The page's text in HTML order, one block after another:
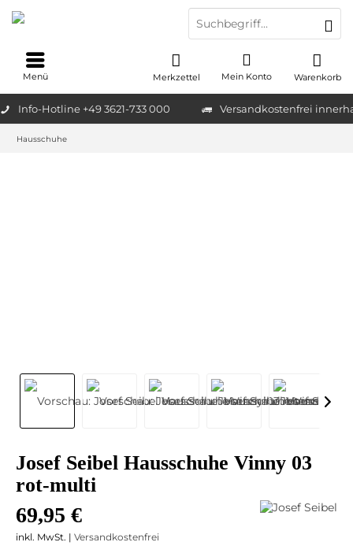
Info-Hotline +49 3621-733 000 Versandkostenfrei
Warenkorb
Merkzettel Mein Konto
Menü
Hausschuhe
Josef Seibel Hausschuhe Vinny 03
rot-multi
69,95 €
inkl. MwSt. | Versandkostenfrei